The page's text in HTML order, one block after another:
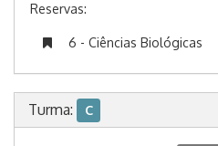
Reservas:
6 - Ciências Biológicas
Turma: C